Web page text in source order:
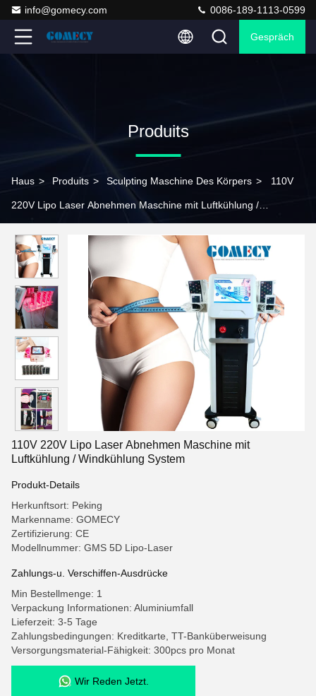
info@gomecy.com 0086-189-1113-0599
Gespräch
Produits
Haus > Produits > Sculpting Maschine Des Körpers > 110V
220V Lipo Laser Abnehmen Maschine mit Luftkühlung /
110V 220V Lipo Laser Abnehmen Maschine mit
Luftkühlung / Windkühlung System
Produkt-Details
Herkunftsort: Peking
Markenname: GOMECY
Zertifizierung: CE
Modellnummer: GMS 5D Lipo-Laser
Zahlungs-u. Verschiffen-Ausdrücke
Min Bestellmenge: 1
Verpackung Informationen: Aluminiumfall
Lieferzeit: 3-5 Tage
Zahlungsbedingungen: Kreditkarte, TT-Banküberweisung
Versorgungsmaterial-Fähigkeit: 300pcs pro Monat
Wir Reden Jetzt.